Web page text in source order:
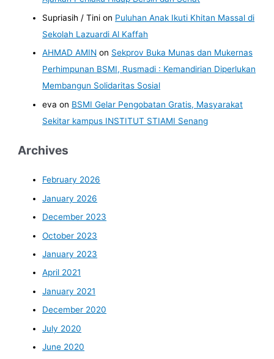
Supriasih / Tini on Puluhan Anak Ikuti Khitan Massal di
Sekolah Lazuardi Al Kaffah
AHMAD AMIN on Sekprov Buka Munas dan Mukernas
Perhimpunan BSMI, Rusmadi : Kemandirian Diperlukan
Membangun Solidaritas Sosial
eva on BSMI Gelar Pengobatan Gratis, Masyarakat
Sekitar kampus INSTITUT STIAMI Senang
Archives
February 2026
January 2026
December 2023
October 2023
January 2023
April 2021
January 2021
December 2020
July 2020
June 2020